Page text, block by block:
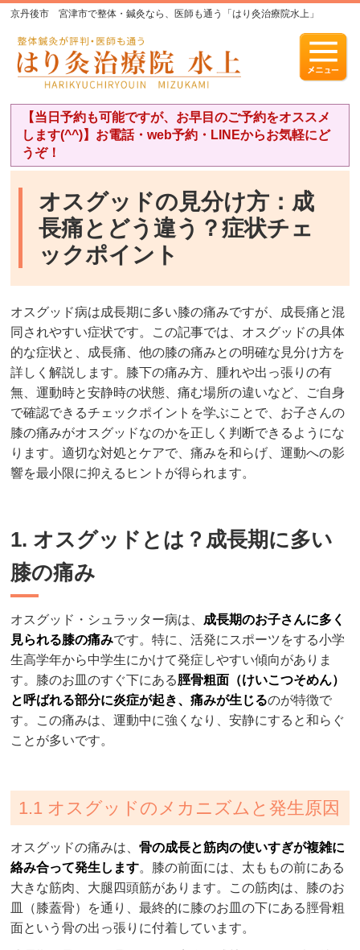
京丹後市 宮津市で整体・鍼灸なら、医師も通う「はり灸治療院水上」
【当日予約も可能ですが、お早目のご予約をオススメ
します(^^)】お電話・web予約・LINEからお気軽にど
うぞ！
オスグッドの見分け方：成
長痛とどう違う？症状チェ
ックポイント
オスグッド病は成長期に多い膝の痛みですが、成長痛と混
同されやすい症状です。この記事では、オスグッドの具体
的な症状と、成長痛、他の膝の痛みとの明確な見分け方を
詳しく解説します。膝下の痛み方、腫れや出っ張りの有
無、運動時と安静時の状態、痛む場所の違いなど、ご自身
で確認できるチェックポイントを学ぶことで、お子さんの
膝の痛みがオスグッドなのかを正しく判断できるようにな
ります。適切な対処とケアで、痛みを和らげ、運動への影
響を最小限に抑えるヒントが得られます。
1. オスグッドとは？成長期に多い
膝の痛み
オスグッド・シュラッター病は、 成長期のお子さんに多く
見られる膝の痛みです。特に、活発にスポーツをする小学
生高学年から中学生にかけて発症しやすい傾向がありま
す。膝のお皿のすぐ下にある脛骨粗面（けいこつそめん）
と呼ばれる部分に炎症が起き、痛みが生じるのが特徴で
す。この痛みは、運動中に強くなり、安静にすると和らぐ
ことが多いです。
1.1 オスグッドのメカニズムと発生原因
オスグッドの痛みは、骨の成長と筋肉の使いすぎが複雑に
絡み合って発生します。膝の前面には、太ももの前にある
大きな筋肉、大腿四頭筋があります。この筋肉は、膝のお
皿（膝蓋骨）を通り、最終的に膝のお皿の下にある脛骨粗
面という骨の出っ張りに付着しています。